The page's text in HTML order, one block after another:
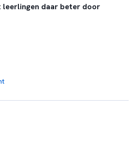
leerlingen daar beter door